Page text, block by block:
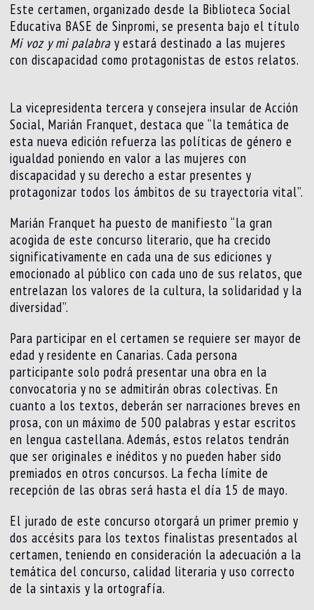
Este certamen, organizado desde la Biblioteca Social
Educativa BASE de Sinpromi, se presenta bajo el título
Mi voz y mi palabray estará destinado a las mujeres
con discapacidad como protagonistas de estos relatos.
La vicepresidenta tercera y consejera insular de Acción
Social, Marián Franquet, destaca que “la temática de
esta nueva edición refuerza las políticas de género e
igualdad poniendo en valor a las mujeres con
discapacidad y su derecho a estar presentes y
protagonizar todos los ámbitos de su trayectoria vital”.
Marián Franquet ha puesto de manifiesto “la gran
acogida de este concurso literario, que ha crecido
significativamente en cada una de sus ediciones y
emocionado al público con cada uno de sus relatos, que
entrelazan los valores de la cultura, la solidaridad y la
diversidad”.
Para participar en el certamen se requiere ser mayor de
edad y residente en Canarias. Cada persona
participante solo podrá presentar una obra en la
convocatoria y no se admitirán obras colectivas. En
cuanto a los textos, deberán ser narraciones breves en
prosa, con un máximo de 500 palabras y estar escritos
en lengua castellana. Además, estos relatos tendrán
que ser originales e inéditos y no pueden haber sido
premiados en otros concursos. La fecha límite de
recepción de las obras será hasta el día 15 de mayo.
El jurado de este concurso otorgará un primer premio y
dos accésits para los textos finalistas presentados al
certamen, teniendo en consideración la adecuación a la
temática del concurso, calidad literaria y uso correcto
de la sintaxis y la ortografía.